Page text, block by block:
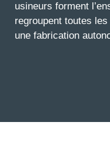
usineurs forment
regroupent toutes
une fabrication